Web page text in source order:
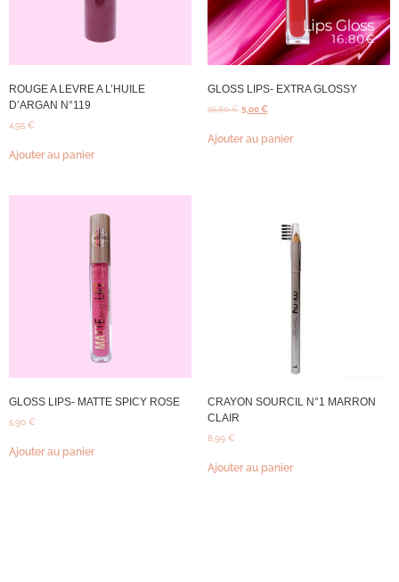
ROUGE A LEVRE A L’HUILE
D’ARGAN N°119
4,95 €
Ajouter au panier
GLOSS LIPS- EXTRA GLOSSY
16,80€ 5,00€
Ajouter au panier
GLOSS LIPS- MATTE SPICY ROSE
5,90 €
Ajouter au panier
CRAYON SOURCIL N°1 MARRON
CLAIR
8,99 €
Ajouter au panier